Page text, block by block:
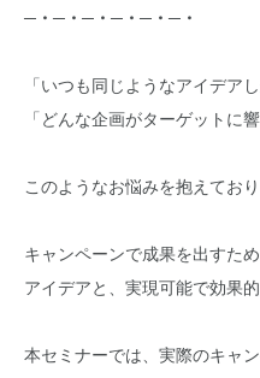
─・─・─・─・─・─・
「いつも同じようなアイデア
「どんな企画がターゲットに
このようなお悩みを抱えてお
キャンペーンで成果を出すた
アイデアと、実現可能で効果
本セミナーでは、実際のキャ